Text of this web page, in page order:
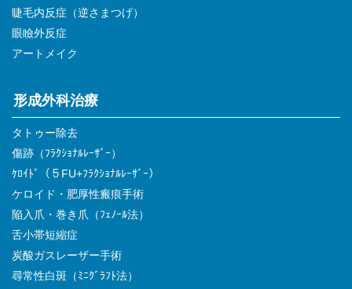
睫毛内反症（逆さまつげ）
眼瞼外反症
アートメイク
形成外科治療
タトゥー除去
傷跡（ﾌﾗｸｼｮﾅﾙﾚｰｻﾞｰ）
ｹﾛｲﾄﾞ（５FU+ﾌﾗｸｼｮﾅﾙﾚｰｻﾞｰ）
ケロイド・肥厚性瘢痕手術
陥入爪・巻き爪（ﾌｪﾉｰﾙ法）
舌小帯短縮症
炭酸ガスレーザー手術
尋常性白斑（ﾐﾆｸﾞﾗﾌﾄ法）